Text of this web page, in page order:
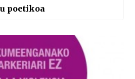
poetikoa